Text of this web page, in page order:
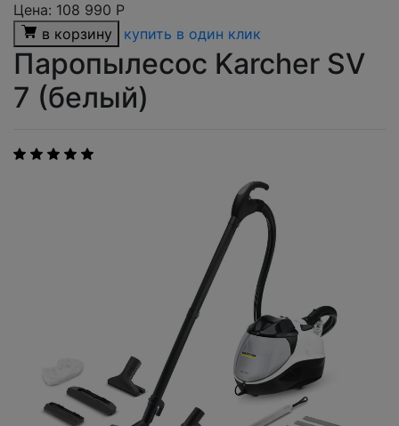
Цена: 108 990 Р
в корзину
купить в один клик
Паропылесос Karcher SV
7 (белый)